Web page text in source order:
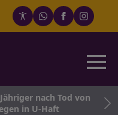
nach Tod von
in U-Haft